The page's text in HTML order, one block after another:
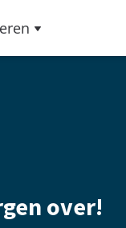
over!